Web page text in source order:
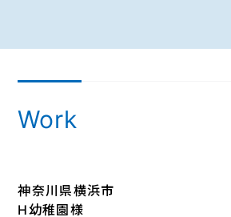
Work
神奈川県横浜市
H幼稚園様